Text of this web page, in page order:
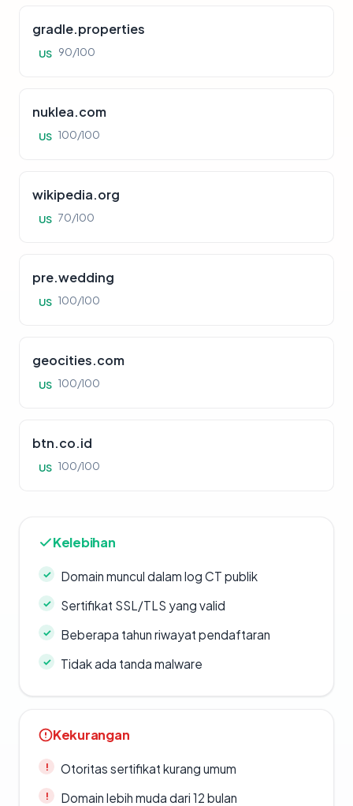
gradle.properties
US 90/100
nuklea.com
US 100/100
wikipedia.org
US 70/100
pre.wedding
US 100/100
geocities.com
US 100/100
btn.co.id
US 100/100
Kelebihan
Domain muncul dalam log CT publik
Sertifikat SSL/TLS yang valid
Beberapa tahun riwayat pendaftaran
Tidak ada tanda malware
Kekurangan
Otoritas sertifikat kurang umum
Domain lebih muda dari 12 bulan